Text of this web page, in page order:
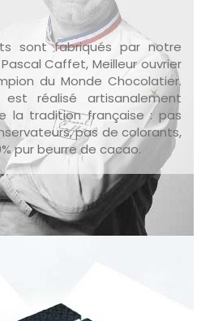
sont fabriqués par notre
Caffet, Meilleur ouvrier
du Monde Chocolatier.
réalisé artisanalement
la tradition française : pas
pas de colorants,
pur beurre de cacao.